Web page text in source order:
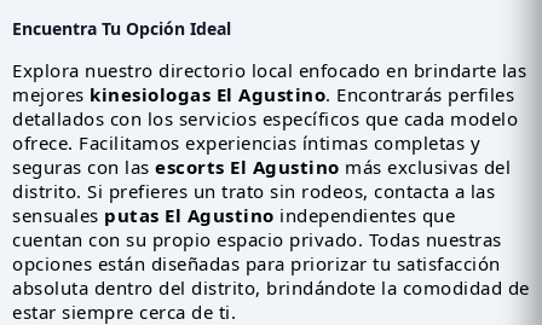
Encuentra Tu Opción Ideal
Explora nuestro directorio local enfocado en brindarte las
mejores kinesiologas El Agustino. Encontrarás perfiles
detallados con los servicios específicos que cada modelo
ofrece. Facilitamos experiencias íntimas completas y
seguras con las escorts El Agustino más exclusivas del
distrito. Si prefieres un trato sin rodeos, contacta a las
sensuales putas El Agustino independientes que
cuentan con su propio espacio privado. Todas nuestras
opciones están diseñadas para priorizar tu satisfacción
absoluta dentro del distrito, brindándote la comodidad de
estar siempre cerca de ti.